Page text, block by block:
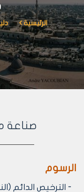
الرئيسية
صناعة
الرسوم
- الترخيص الدائم